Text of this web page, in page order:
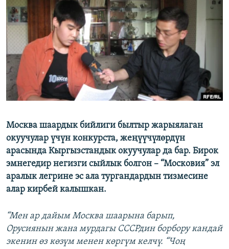
ДАНИСТЕ
ЭЖЕ-СИҢДИЛЕР
АЗАТТЫК+
ЫҢГАЙСЫЗ СУРООЛОР
ОНЛАЙН ШЕРИНЕ
ЭЕ/АРнун бардык сайттары
Москва шаардык бийлиги былтыр жарыялаган
окуучулар үчүн конкурста, жеңүүчүлөрдүн
арасында Кыргызстандык окуучулар да бар. Бирок
эмнегедир негизги сыйлык болгон – “Московия” эл
аралык легрине эс ала тургандардын тизмесине
алар кирбей калышкан.
“Мен ар дайым Москва шаарына барып,
Орусиянын жана мурдагы СССРдин борбору кандай
экенин өз көзүм менен көргүм келчү. “Чоң